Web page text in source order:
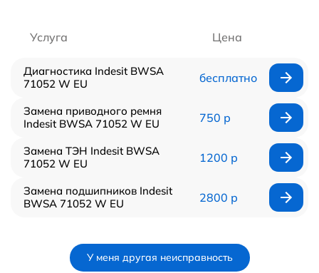
Услуга Цена
Диагностика Indesit BWSA
71052 W EU
бесплатно
Замена приводного ремня
Indesit BWSA 71052 W EU
750 р
Замена ТЭН Indesit BWSA
71052 W EU
1200 р
Замена подшипников Indesit
BWSA 71052 W EU
2800 р
У меня другая неисправность